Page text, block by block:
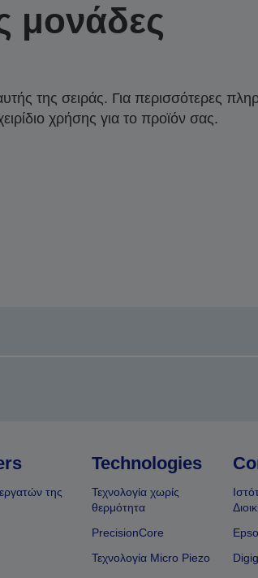
μονάδες
της σειράς. Για περισσότερες
χρήσης για το προϊόν σας.
της
Technologies
Τεχνολογία χωρίς
θερμότητα
PrecisionCore
Τεχνολογία Micro Piezo